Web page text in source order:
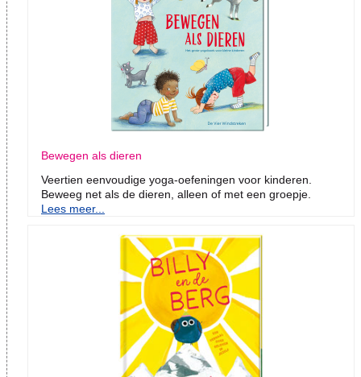
Bewegen als dieren
Veertien eenvoudige yoga-oefeningen voor kinderen.
Beweeg net als de dieren, alleen of met een groepje.
Lees meer...